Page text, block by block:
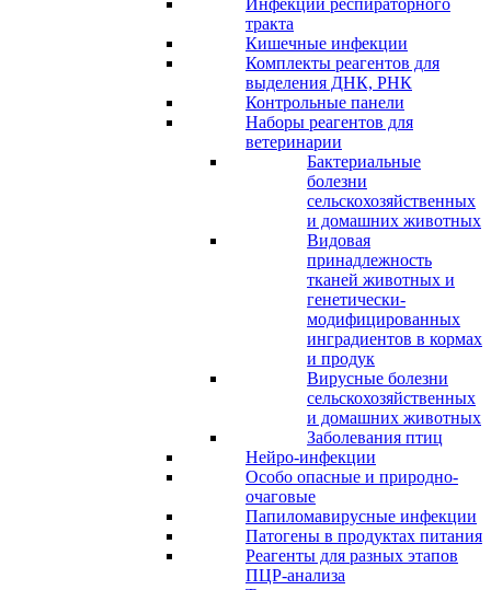
Инфекции респираторного
тракта
Кишечные инфекции
Комплекты реагентов для
выделения ДНК, РНК
Контрольные панели
Наборы реагентов для
ветеринарии
Бактериальные
болезни
сельскохозяйственных
и домашних животных
Видовая
принадлежность
тканей животных и
генетически-
модифицированных
инградиентов в кормах
и продук
Вирусные болезни
сельскохозяйственных
и домашних животных
Заболевания птиц
Нейро-инфекции
Особо опасные и природно-
очаговые
Папиломавирусные инфекции
Патогены в продуктах питания
Реагенты для разных этапов
ПЦР-анализа